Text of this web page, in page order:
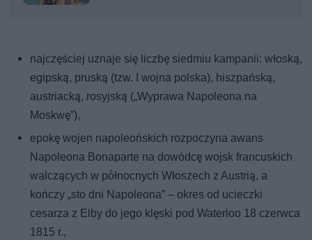
najczęściej uznaje się liczbę siedmiu kampanii: włoską,
egipską, pruską (tzw. I wojna polska), hiszpańską,
austriacką, rosyjską („Wyprawa Napoleona na
Moskwę”),
epokę wojen napoleońskich rozpoczyna awans
Napoleona Bonaparte na dowódcę wojsk francuskich
walczących w północnych Włoszech z Austrią, a
kończy „sto dni Napoleona” – okres od ucieczki
cesarza z Elby do jego klęski pod Waterloo 18 czerwca
1815 r.,